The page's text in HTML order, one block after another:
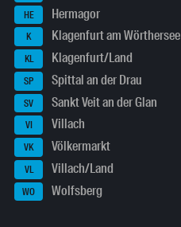
HE Hermagor
K Klagenfurt am Wörthersee
KL Klagenfurt/Land
SP Spittal an der Drau
SV Sankt Veit an der Glan
VI Villach
VK Völkermarkt
VL Villach/Land
WO Wolfsberg